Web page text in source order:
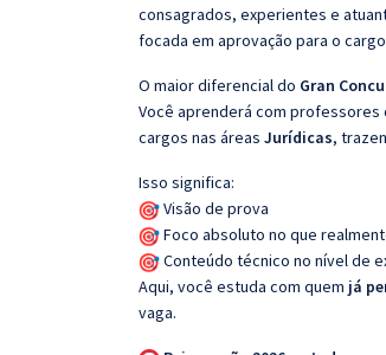
consagrados, experientes e
focada em aprovação para o
O maior diferencial do Gran
Você aprenderá com
cargos nas áreas Jurídicas,
Isso significa:
Visão de prova
Foco absoluto no que
Conteúdo técnico no nível de
Aqui, você estuda com quem já
vaga.